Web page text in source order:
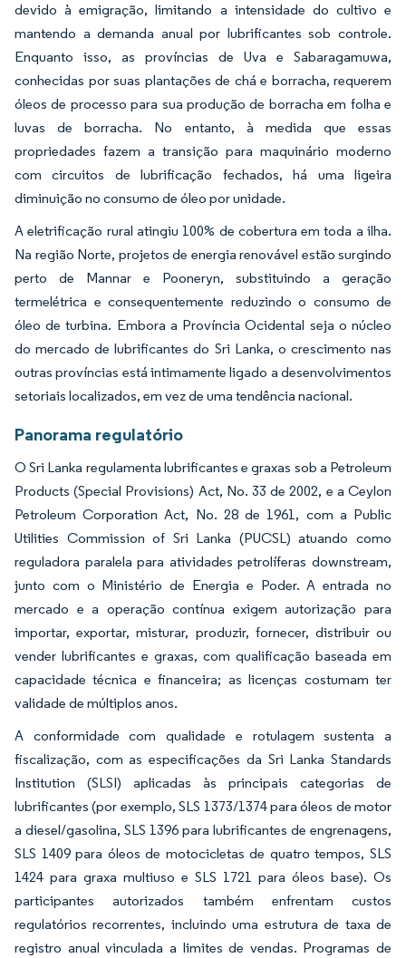
devido à emigração, limitando a intensidade do cultivo e
mantendo a demanda anual por lubrificantes sob controle.
Enquanto isso, as províncias de Uva e Sabaragamuwa,
conhecidas por suas plantações de chá e borracha, requerem
óleos de processo para sua produção de borracha em folha e
luvas de borracha. No entanto, à medida que essas
propriedades fazem a transição para maquinário moderno
com circuitos de lubrificação fechados, há uma ligeira
diminuição no consumo de óleo por unidade.
A eletrificação rural atingiu 100% de cobertura em toda a ilha.
Na região Norte, projetos de energia renovável estão surgindo
perto de Mannar e Pooneryn, substituindo a geração
termelétrica e consequentemente reduzindo o consumo de
óleo de turbina. Embora a Província Ocidental seja o núcleo
do mercado de lubrificantes do Sri Lanka, o crescimento nas
outras províncias está intimamente ligado a desenvolvimentos
setoriais localizados, em vez de uma tendência nacional.
Panorama regulatório
O Sri Lanka regulamenta lubrificantes e graxas sob a Petroleum
Products (Special Provisions) Act, No. 33 de 2002, e a Ceylon
Petroleum Corporation Act, No. 28 de 1961, com a Public
Utilities Commission of Sri Lanka (PUCSL) atuando como
reguladora paralela para atividades petrolíferas downstream,
junto com o Ministério de Energia e Poder. A entrada no
mercado e a operação contínua exigem autorização para
importar, exportar, misturar, produzir, fornecer, distribuir ou
vender lubrificantes e graxas, com qualificação baseada em
capacidade técnica e financeira; as licenças costumam ter
validade de múltiplos anos.
A conformidade com qualidade e rotulagem sustenta a
fiscalização, com as especificações da Sri Lanka Standards
Institution (SLSI) aplicadas às principais categorias de
lubrificantes (por exemplo, SLS 1373/1374 para óleos de motor
a diesel/gasolina, SLS 1396 para lubrificantes de engrenagens,
SLS 1409 para óleos de motocicletas de quatro tempos, SLS
1424 para graxa multiuso e SLS 1721 para óleos base). Os
participantes autorizados também enfrentam custos
regulatórios recorrentes, incluindo uma estrutura de taxa de
registro anual vinculada a limites de vendas. Programas de